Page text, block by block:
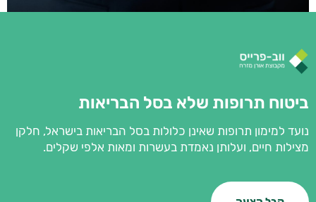
ביטוח תרופות שלא בסל הבריאות
נועד למימון תרופות שאינן כלולות בסל הבריאות בישראל, חלקן
מצילות חיים, ועלותן נאמדת בעשרות ומאות אלפי שקלים.